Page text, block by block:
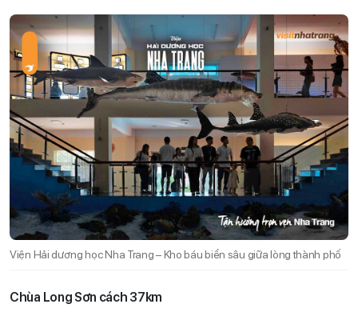
Viện Hải dương học Nha Trang – Kho báu biển sâu giữa lòng thành phố
Chùa Long Sơn cách 37km